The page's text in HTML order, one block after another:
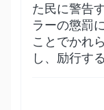
た民に警告
ラーの懲罰
ことでかれ
し、励行す